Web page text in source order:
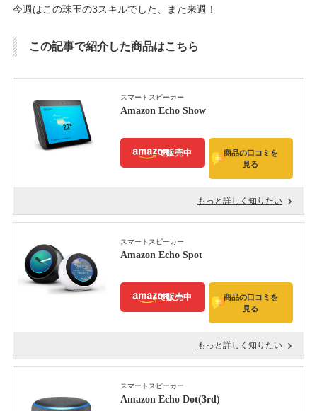
今週はこの珠玉の3スキルでした、また来週！
この記事で紹介した商品はこちら
スマートスピーカー
Amazon Echo Show
で販売中
商品の口コミを
見る
もっと詳しく知りたい
スマートスピーカー
Amazon Echo Spot
で販売中
商品の口コミを
見る
もっと詳しく知りたい
スマートスピーカー
Amazon Echo Dot(3rd)